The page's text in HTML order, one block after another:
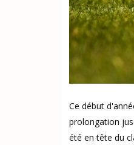
Ce début
prolongation
été en tête du